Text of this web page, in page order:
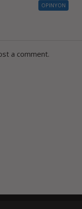
OPINYON
a comment.